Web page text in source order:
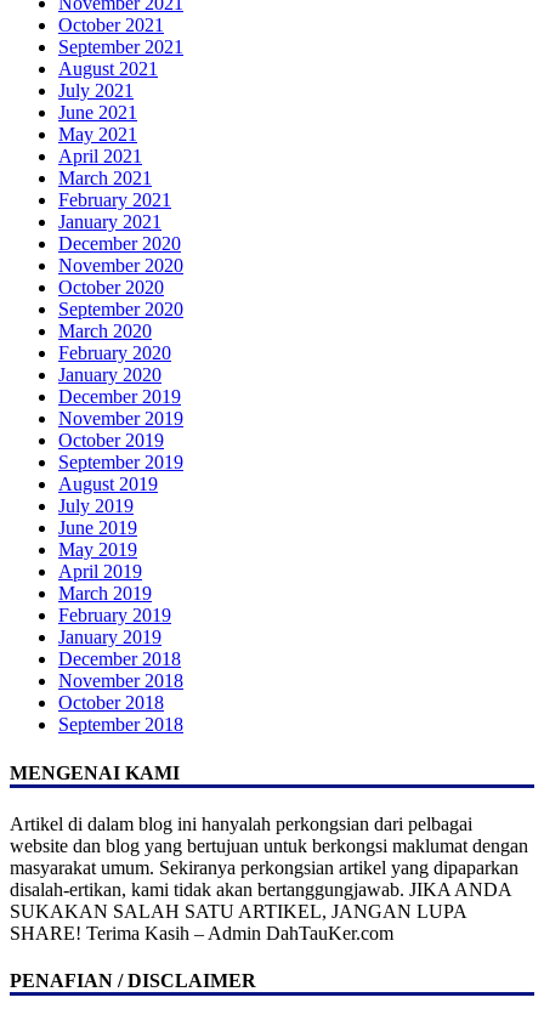
October 2021
September 2021
August 2021
July 2021
June 2021
May 2021
April 2021
March 2021
February 2021
January 2021
December 2020
November 2020
October 2020
September 2020
March 2020
February 2020
January 2020
December 2019
November 2019
October 2019
September 2019
August 2019
July 2019
June 2019
May 2019
April 2019
March 2019
February 2019
January 2019
December 2018
November 2018
October 2018
September 2018
MENGENAI KAMI
Artikel di dalam blog ini hanyalah perkongsian dari pelbagai
website dan blog yang bertujuan untuk berkongsi maklumat dengan
masyarakat umum. Sekiranya perkongsian artikel yang dipaparkan
disalah-ertikan, kami tidak akan bertanggungjawab. JIKA ANDA
SUKAKAN SALAH SATU ARTIKEL, JANGAN LUPA
SHARE! Terima Kasih – Admin DahTauKer.com
PENAFIAN / DISCLAIMER